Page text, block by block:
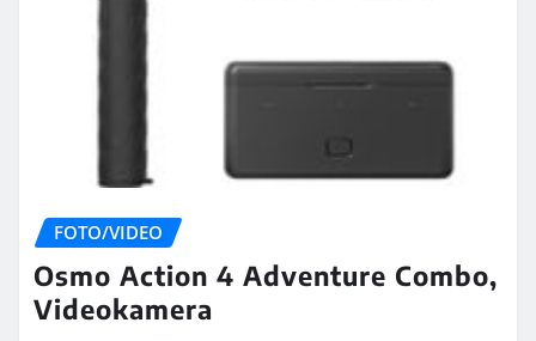
FOTO/VIDEO
Osmo Action 4 Adventure Combo,
Videokamera